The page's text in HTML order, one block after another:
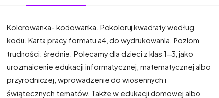
Kolorowanka- kodowanka. Pokoloruj kwadraty według
kodu. Karta pracy formatu a4, do wydrukowania. Poziom
trudności: średnie. Polecamy dla dzieci z klas 1-3, jako
urozmaicenie edukacji informatycznej, matematycznej albo
przyrodniczej, wprowadzenie do wiosennych i
świątecznych tematów. Także w edukacji domowej albo